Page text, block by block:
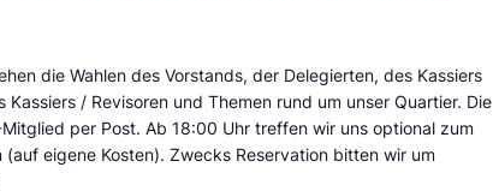
die Wahlen des Vorstands, der Delegierten, des Kassiers
/ Revisoren und Themen rund um unser Quartier. Die
per Post. Ab 18:00 Uhr treffen wir uns optional zum
eigene Kosten). Zwecks Reservation bitten wir um